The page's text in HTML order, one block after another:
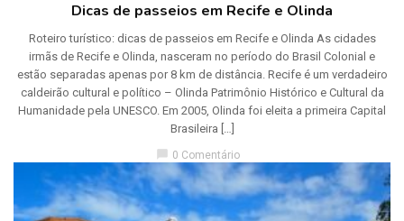
Dicas de passeios em Recife e Olinda
Roteiro turístico: dicas de passeios em Recife e Olinda As cidades
irmãs de Recife e Olinda, nasceram no período do Brasil Colonial e
estão separadas apenas por 8 km de distância. Recife é um verdadeiro
caldeirão cultural e político – Olinda Patrimônio Histórico e Cultural da
Humanidade pela UNESCO. Em 2005, Olinda foi eleita a primeira Capital
Brasileira […]
chat_bubble 0 Comentário